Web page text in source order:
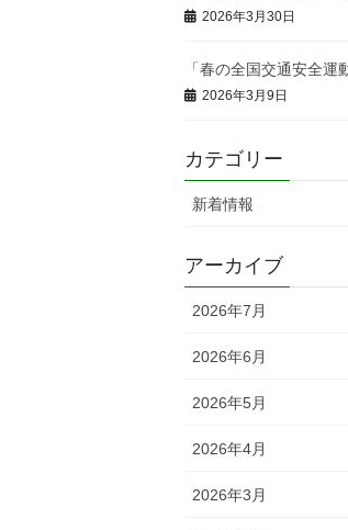
2026年3月30日
「春の全国交通安全運
2026年3月9日
カテゴリー
新着情報
アーカイブ
2026年7月
2026年6月
2026年5月
2026年4月
2026年3月